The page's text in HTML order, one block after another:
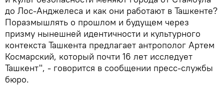
до Лос-Анджелеса и как они работают в Ташкенте?
Поразмышлять о прошлом и будущем через
призму нынешней идентичности и культурного
контекста Ташкента предлагает антрополог Артем
Космарский, который почти 16 лет исследует
Ташкент", - говорится в сообщении пресс-службы
бюро.